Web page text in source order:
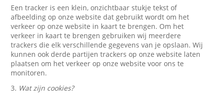
Een tracker is een klein, onzichtbaar stukje tekst of
afbeelding op onze website dat gebruikt wordt om het
verkeer op onze website in kaart te brengen. Om het
verkeer in kaart te brengen gebruiken wij meerdere
trackers die elk verschillende gegevens van je opslaan. Wij
kunnen ook derde partijen trackers op onze website laten
plaatsen om het verkeer op onze website voor ons te
monitoren.
3. Wat zijn cookies?